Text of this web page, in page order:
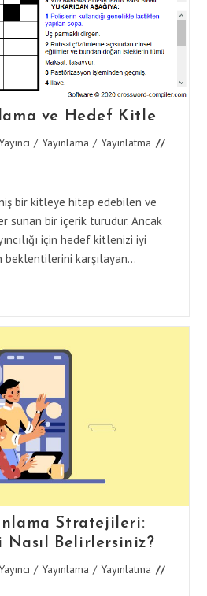
ve Hedef Kitle
/ Yayınlama / Yayınlatma
bir kitleye hitap edebilen ve
sunan bir içerik türüdür. Ancak
için hedef kitlenizi iyi
beklentilerini karşılayan…
Stratejileri:
Belirlersiniz?
/ Yayınlama / Yayınlatma